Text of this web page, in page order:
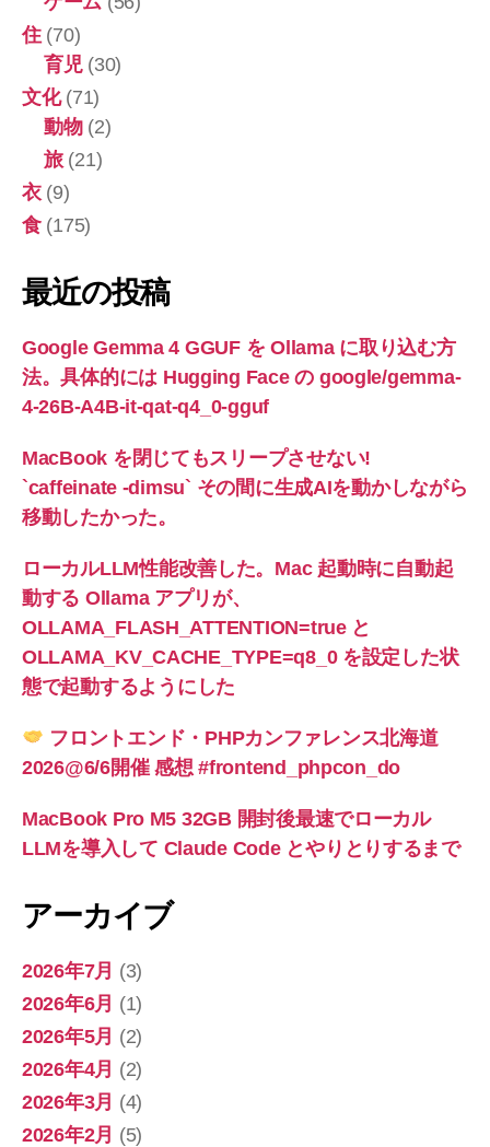
住(70)
育児(30)
文化(71)
動物(2)
旅(21)
衣(9)
食(175)
最近の投稿
Google Gemma 4 GGUF を Ollama に取り込む方
法。具体的には Hugging Face の google/gemma-
4-26B-A4B-it-qat-q4_0-gguf
MacBook を閉じてもスリープさせない!
`caffeinate -dimsu` その間に生成AIを動かしながら
移動したかった。
ローカルLLM性能改善した。Mac 起動時に自動起
動する Ollama アプリが、
OLLAMA_FLASH_ATTENTION=true と
OLLAMA_KV_CACHE_TYPE=q8_0 を設定した状
態で起動するようにした
フロントエンド・PHPカンファレンス北海道
2026@6/6開催 感想 #frontend_phpcon_do
MacBook Pro M5 32GB 開封後最速でローカル
LLMを導入して Claude Code とやりとりするまで
アーカイブ
2026年7月 (3)
2026年6月 (1)
2026年5月 (2)
2026年4月 (2)
2026年3月 (4)
2026年2月 (5)